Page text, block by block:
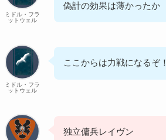
ミドル・フラ
ットウェル
偽計の効果は薄かったか
ミドル・フラ
ットウェル
ここからは力戦になるぞ！
独立傭兵レイヴン